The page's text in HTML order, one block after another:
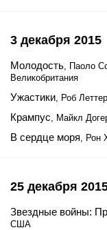
3 декабря 2015
Молодость, Паоло
Великобритания
Ужастики, Роб
Крампус, Майкл
В сердце моря, Рон
25 декабря
Звездные войны:
США